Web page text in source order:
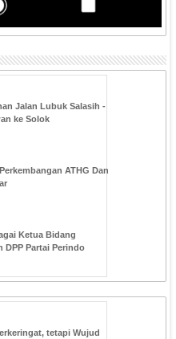
Jalan Lubuk Salasih -
ke Solok
ATHG Dan
Ketua Bidang
DPP Partai Perindo
tetapi Wujud